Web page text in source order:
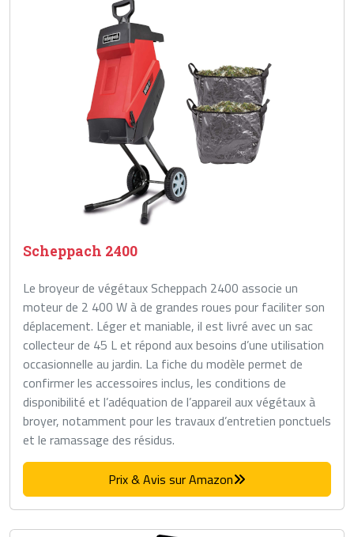
Scheppach 2400
Le broyeur de végétaux Scheppach 2400 associe un
moteur de 2 400 W à de grandes roues pour faciliter son
déplacement. Léger et maniable, il est livré avec un sac
collecteur de 45 L et répond aux besoins d’une utilisation
occasionnelle au jardin. La fiche du modèle permet de
confirmer les accessoires inclus, les conditions de
disponibilité et l’adéquation de l’appareil aux végétaux à
broyer, notamment pour les travaux d’entretien ponctuels
et le ramassage des résidus.
Prix & Avis sur Amazon